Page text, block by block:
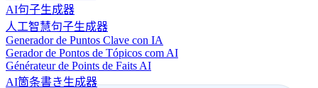
AI句子生成器
人工智慧句子生成器
Generador de Puntos Clave con IA
Gerador de Pontos de Tópicos com AI
Générateur de Points de Faits AI
AI箇条書き生成器